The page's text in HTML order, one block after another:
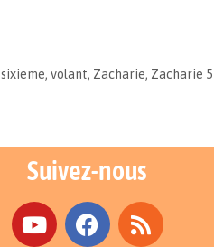
sixieme, volant, Zacharie, Zacharie 5
Suivez-nous